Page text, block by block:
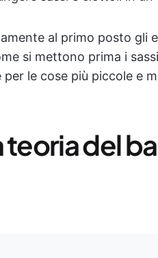
al primo posto gli
si mettono prima i
le cose più piccole e
teoria del